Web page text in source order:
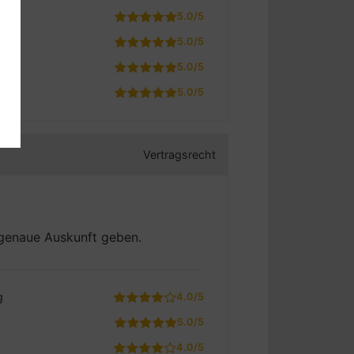
5.0/5
5.0/5
5.0/5
5.0/5
Vertragsrecht
Auskunft geben.
4.0/5
5.0/5
4.0/5